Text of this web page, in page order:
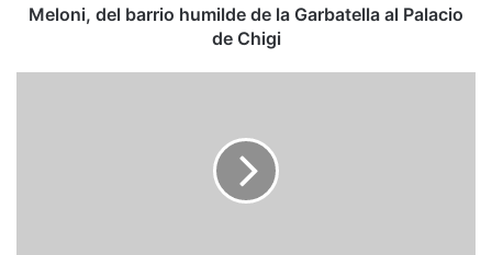
deMeloni, del barrio humilde de la Garbatella al Palacio
de Chigi